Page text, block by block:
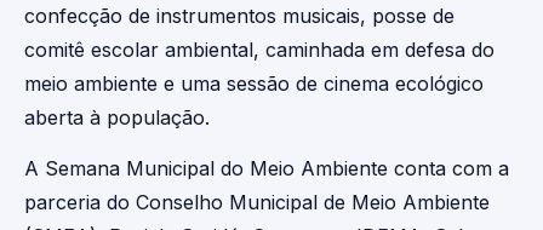
confecção de instrumentos musicais, posse de
comitê escolar ambiental, caminhada em defesa do
meio ambiente e uma sessão de cinema ecológico
aberta à população.
A Semana Municipal do Meio Ambiente conta com a
parceria do Conselho Municipal de Meio Ambiente